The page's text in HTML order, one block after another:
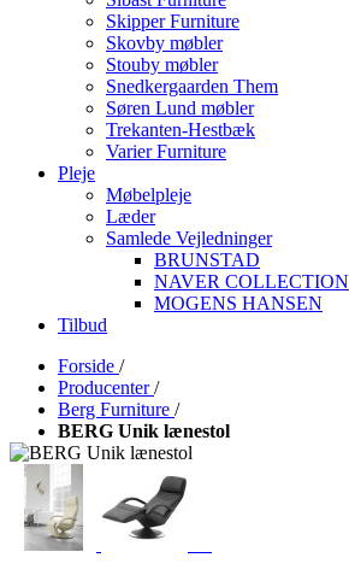
Skipper Furniture
Skovby møbler
Stouby møbler
Snedkergaarden Them
Søren Lund møbler
Trekanten-Hestbæk
Varier Furniture
Pleje
Møbelpleje
Læder
Samlede Vejledninger
BRUNSTAD
NAVER COLLECTION
MOGENS HANSEN
Tilbud
Forside /
Producenter /
Berg Furniture /
BERG Unik lænestol